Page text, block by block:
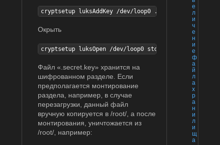
е
л
и
ч
е
н
и
е
ф
а
й
л
а
х
р
а
н
и
л
и
щ
а
cryptsetup luksAddKey /dev/loop0 .secret.key
Окрыть
cryptsetup luksOpen /dev/loop0 storage2 --key-
Файл «.secret.key» хранится на
шифрованном разделе. Если
предполагается монтирование
раздела, например, в случае
перезагрузки, данный файл
вручную копируется в /root/, а после
монтирования, уничтожается из
/root/, например: